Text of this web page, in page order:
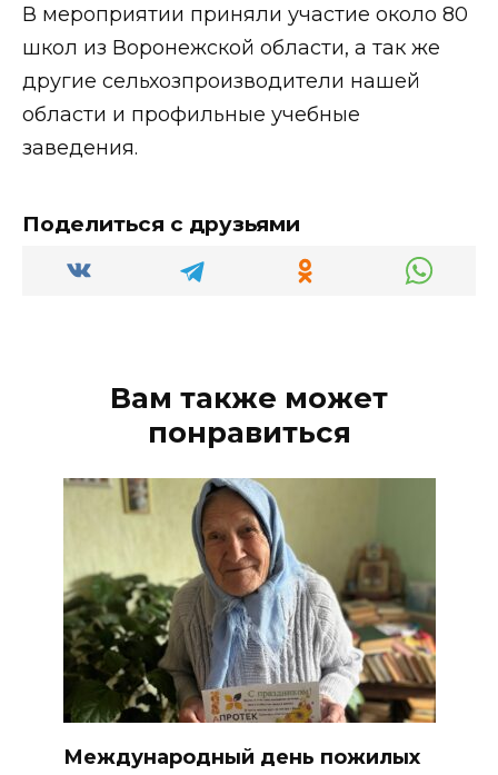
В мероприятии приняли участие около 80
школ из Воронежской области, а так же
другие сельхозпроизводители нашей
области и профильные учебные
заведения.
Поделиться с друзьями
Вам также может
понравиться
Международный день пожилых